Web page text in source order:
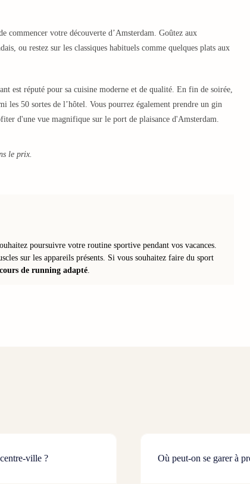
commencer votre découverte d’Amsterdam. Goûtez aux
ou restez sur les classiques habituels comme quelques plats aux
est réputé pour sa cuisine moderne et de qualité. En fin de soirée,
les 50 sortes de l’hôtel. Vous pourrez également prendre un gin
d'une vue magnifique sur le port de plaisance d'Amsterdam.
le prix.
poursuivre votre routine sportive pendant vos vacances.
sur les appareils présents. Si vous souhaitez faire du sport
de running adapté.
ville ? Où peut-on se garer à